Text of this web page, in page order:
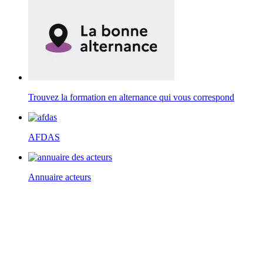
Trouvez la formation en alternance qui vous correspond
AFDAS
Annuaire acteurs